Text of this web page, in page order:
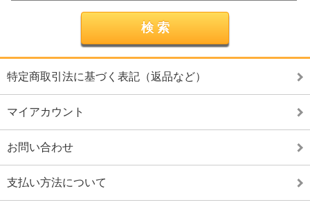
特定商取引法に基づく表記（返品など）
マイアカウント
お問い合わせ
支払い方法について